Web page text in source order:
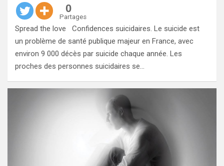
0
Partages
Spread the love Confidences suicidaires. Le suicide est
un problème de santé publique majeur en France, avec
environ 9 000 décès par suicide chaque année. Les
proches des personnes suicidaires se…